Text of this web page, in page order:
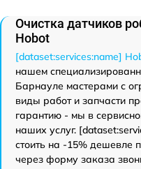
Очистка датчиков
Hobot
[dataset:services:name]
нашем
Барнауле мастерами с
виды работ и запчасти
гарантию - мы в
наших услуг.
стоить на -15% дешевле
через форму заказа